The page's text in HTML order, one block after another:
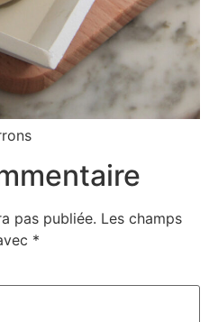
pas publiée. Les champs
*